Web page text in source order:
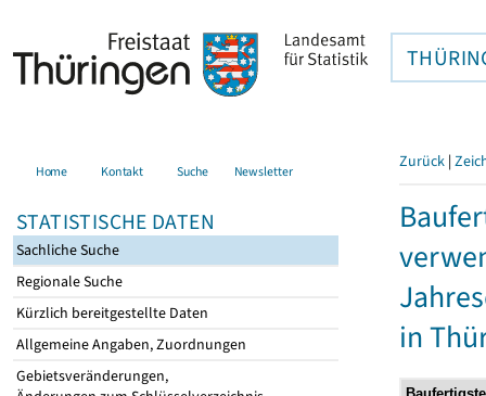
Home Kontakt Suche Newsletter
STATISTISCHE DATEN
Sachliche Suche
Regionale Suche
Kürzlich bereitgestellte Daten
Allgemeine Angaben, Zuordnungen
Gebietsveränderungen,
Zurück |
in